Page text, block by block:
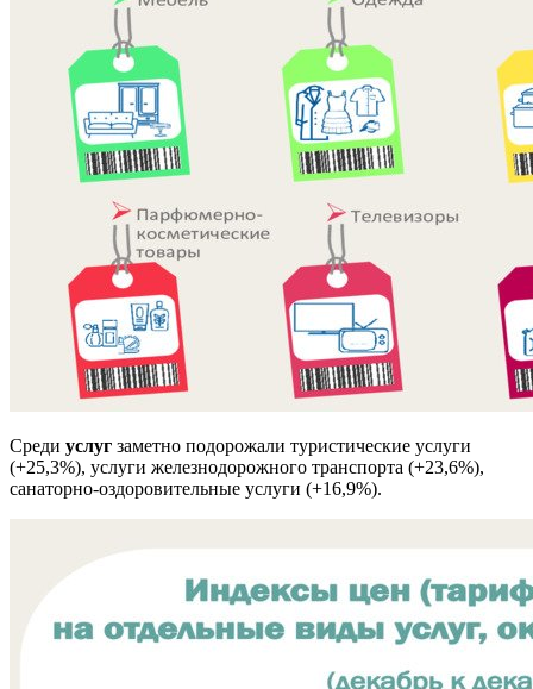
Среди услуг заметно подорожали туристические услуги
(+25,3%), услуги железнодорожного транспорта (+23,6%),
санаторно-оздоровительные услуги (+16,9%).